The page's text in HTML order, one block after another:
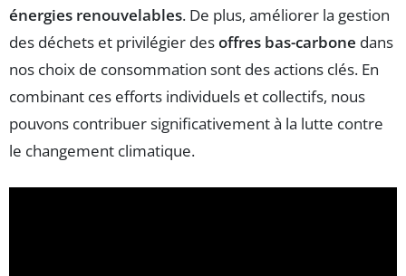
énergies renouvelables. De plus, améliorer la gestion
des déchets et privilégier desoffres bas-carbone dans
nos choix de consommation sont des actions clés. En
combinant ces efforts individuels et collectifs, nous
pouvons contribuer significativement à la lutte contre
le changement climatique.